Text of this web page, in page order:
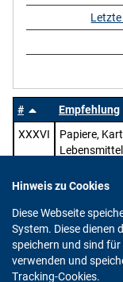
#
Empfehlung
XXXVI
Papiere,
karton-und-
Hinweis zu Cookies
Diese Webseite
System. Diese dienen
speichern und sind
verwenden und
Tracking-Cookies.